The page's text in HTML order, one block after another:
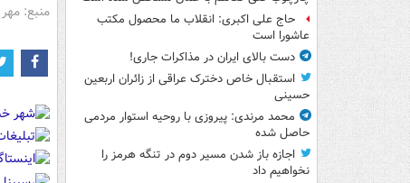
حاج علی اکبری: انقلاب ما محصول مکتب
عاشورا است
دست بالای ایران در مذاکرات جاری!
استقبال خاص دخترک عراقی از زائران اربعین
حسینی
محمد مرندی: پیروزی با روحیه استوار مردمی
حاصل شده
اجازه باز شدن مسیر دوم در تنگه هرمز را
نخواهیم داد
منبع: مهر